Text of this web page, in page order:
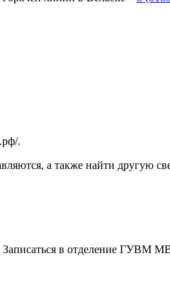
.
а также найти другую
Записаться в отделение ГУВМ